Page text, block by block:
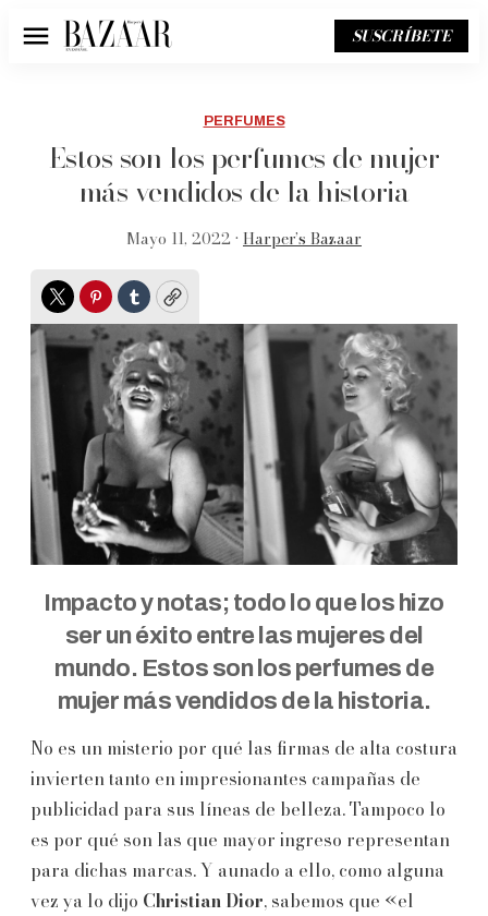
Menú SUSCRÍBETE
PERFUMES
Estos son los perfumes de mujer
más vendidos de la historia
Mayo 11, 2022 • Harper’s Bazaar
TwitterPinterest
TumblrCopy
Impacto y notas; todo lo que los hizo
ser un éxito entre las mujeres del
mundo. Estos son los perfumes de
mujer más vendidos de la historia.
No es un misterio por qué las firmas de alta costura
invierten tanto en impresionantes campañas de
publicidad para sus líneas de belleza. Tampoco lo
es por qué son las que mayor ingreso representan
para dichas marcas. Y aunado a ello, como alguna
vez ya lo dijo Christian Dior, sabemos que «el